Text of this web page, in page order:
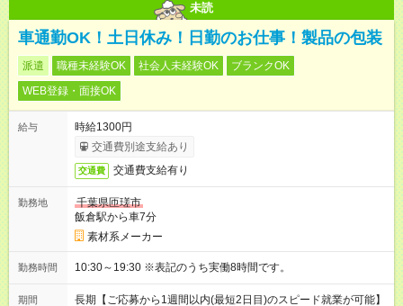
未読
車通勤OK！土日休み！日勤のお仕事！製品の包装
派遣 職種未経験OK 社会人未経験OK
ブランクOK
WEB登録・面接OK
給与
時給1300円
交通費別途支給あり
交通費 交通費支給有り
勤務地
千葉県匝瑳市
飯倉駅から車7分
素材系メーカー
勤務時間 10:30～19:30 ※表記のうち実働8時間です。
期間
長期【ご応募から1週間以内(最短2日目)のスピード就業が可能】